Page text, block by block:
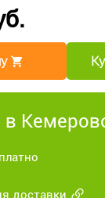
в
доставки